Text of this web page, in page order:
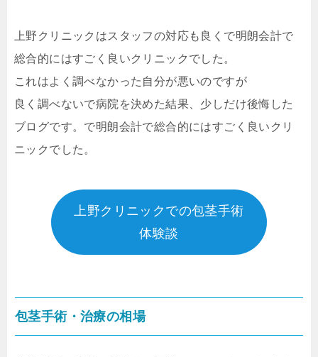
上野クリニックはスタッフの対応も良くで明朗会計で
総合的にはすごく良いクリニックでした。
これはよく調べなかった自分が悪いのですが
良く調べないで病院を決めた結果、少しだけ後悔した
ブログです。で明朗会計で総合的にはすごく良いクリ
ニックでした。
上野クリニックでの包茎手術
体験談
包茎手術・治療の相場